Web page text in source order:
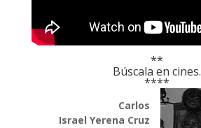
**
Búscala en cines.
****
Carlos
IsraelYerena Cruz